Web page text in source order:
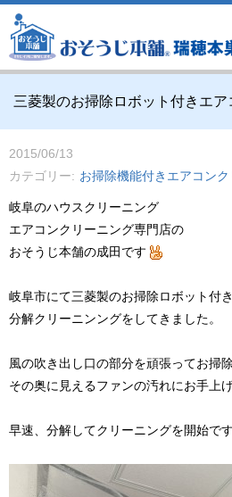
三菱製のお掃除ロボット付きエア
2015/06/13
カテゴリー
お掃除機能付きエアコン
岐阜のハウスクリーニング
エアコンクリーニング専門店の
おそうじ本舗の成田です
岐阜市にて三菱製のお掃除ロボット付
分解クリーニンングをしてきました。
風の吹き出し口の部分を頑張ってお掃
その奥に見えるファンの汚れにお手上
早速、分解してクリーニングを開始です